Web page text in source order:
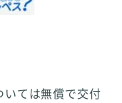
いては無償で交付